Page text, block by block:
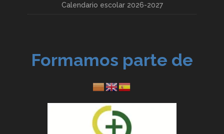
Calendario escolar 2026-2027
Formamos parte de